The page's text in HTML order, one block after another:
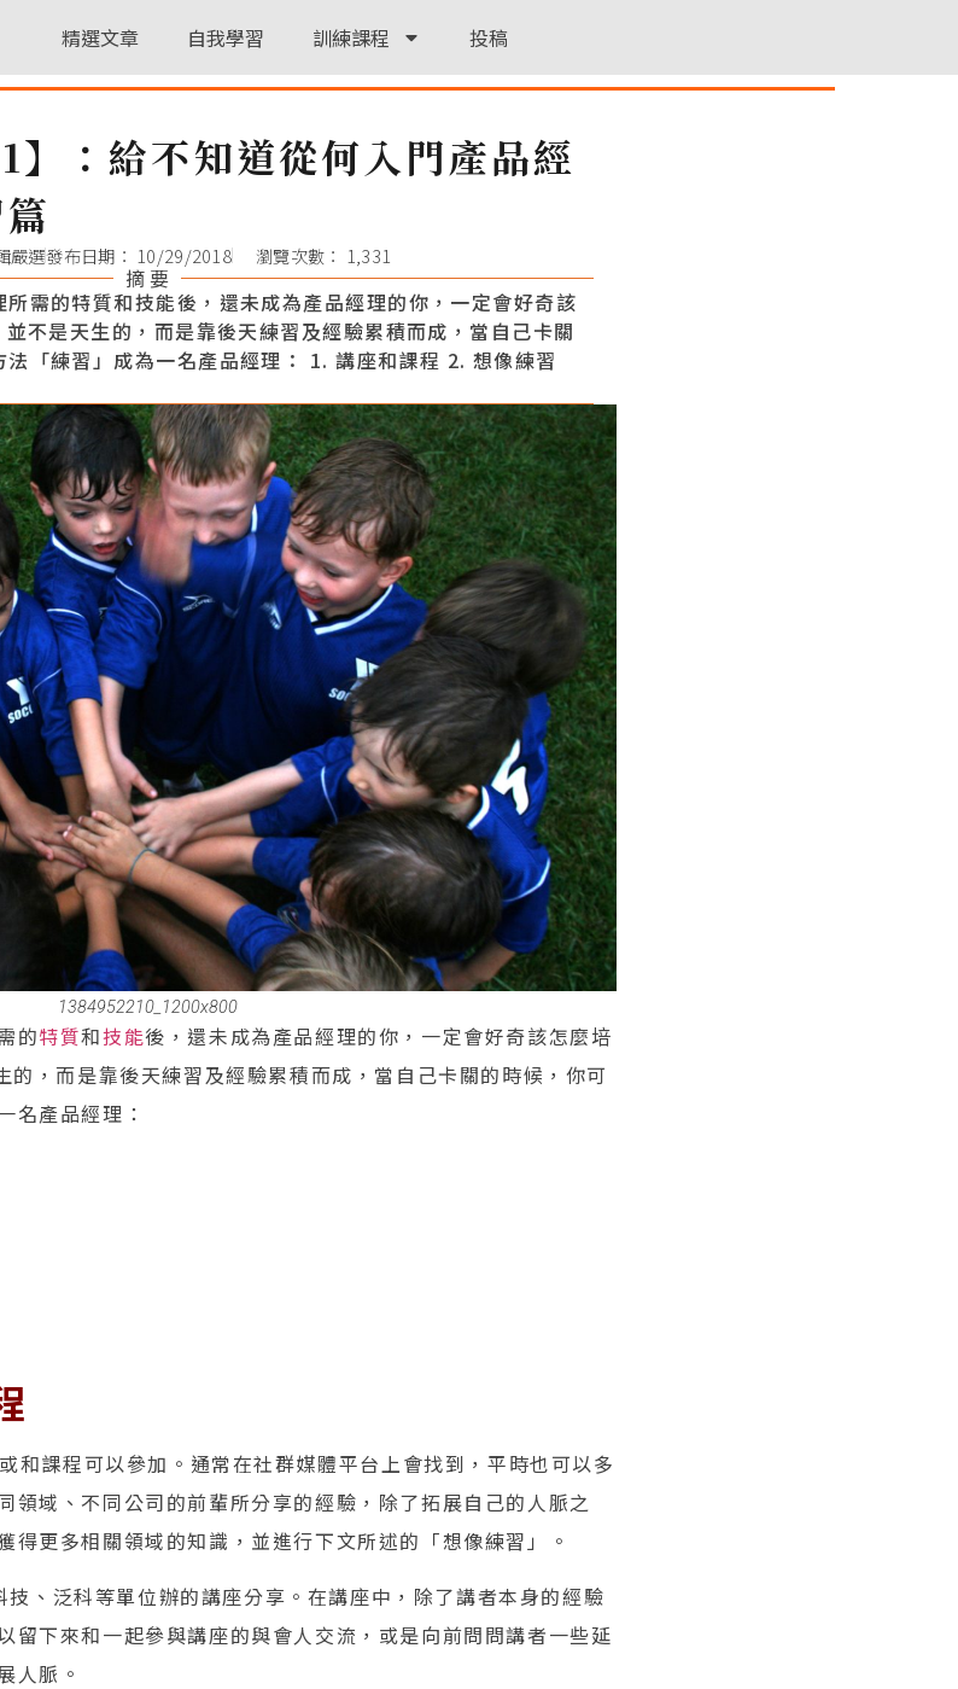
精選文章 自我學習 訓練課程 投稿
】：給不知道從何入門產品經
嚴選發布日期： 10/29/2018 瀏覽次數： 1,331
摘 要
需的特質和技能後，還未成為產品經理的你，一定會好奇該
不是天生的，而是靠後天練習及經驗累積而成，當自己卡關
「練習」成為一名產品經理： 1. 講座和課程 2. 想像練習
1384952210_1200x800
的特質和技能後，還未成為產品經理的你，一定會好奇該怎麼培
，而是靠後天練習及經驗累積而成，當自己卡關的時候，你可
名產品經理：
和課程可以參加。通常在社群媒體平台上會找到，平時也可以多
領域、不同公司的前輩所分享的經驗，除了拓展自己的人脈之
得更多相關領域的知識，並進行下文所述的「想像練習」。
技、泛科等單位辦的講座分享。在講座中，除了講者本身的經驗
留下來和一起參與講座的與會人交流，或是向前問問講者一些延
人脈。